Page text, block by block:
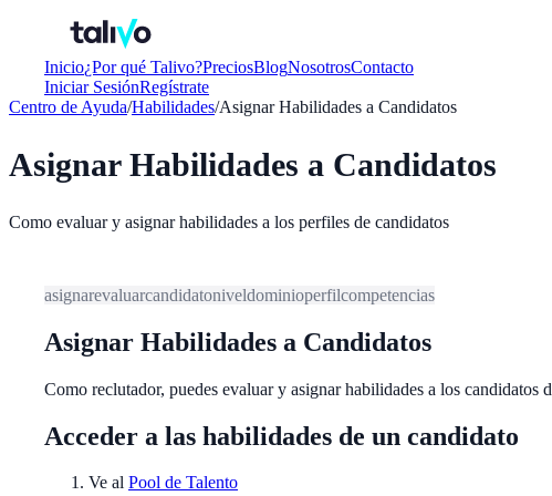
Inicio¿Por qué Talivo?PreciosBlogNosotrosContacto
Iniciar SesiónRegístrate
Centro de Ayuda/Habilidades/Asignar Habilidades a Candidatos
Asignar Habilidades a Candidatos
Como evaluar y asignar habilidades a los perfiles de candidatos
asignarevaluarcandidatoniveldominioperfilcompetencias
Asignar Habilidades a Candidatos
Como reclutador, puedes evaluar y asignar habilidades a los
Acceder a las habilidades de un candidato
Ve al Pool de Talento